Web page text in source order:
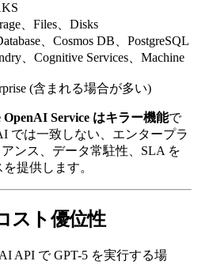
、Files、Disks
、Cosmos DB、PostgreSQL
、Cognitive Services、Machine
(含まれる場合が多い)
OpenAI Service はキラー機能で
では一致しない、エンタープラ
ンス、データ常駐性、SLA を
提供します。
スト優位性
API で GPT-5 を実行する場